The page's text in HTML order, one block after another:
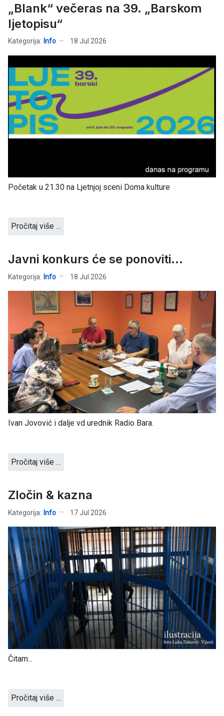
„Blank“ večeras na 39. „Barskom
ljetopisu“
Kategorija: Info 18 Jul 2026
Početak u 21.30 na Ljetnjoj sceni Doma kulture
Pročitaj više …
Javni konkurs će se ponoviti...
Kategorija: Info 18 Jul 2026
Ivan Jovović i dalje vd urednik Radio Bara.
Pročitaj više …
Zločin & kazna
Kategorija: Info 17 Jul 2026
Čitam...
Pročitaj više …